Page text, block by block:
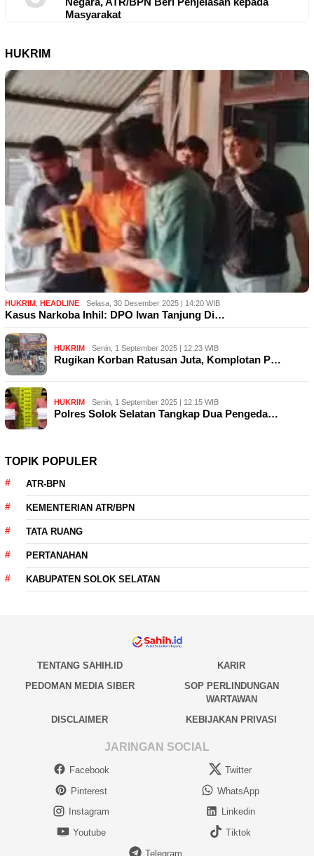
Masyarakat
HUKRIM
HUKRIM HEADLINE Selasa, 30 Desember 2025 | 14:20 WIB
Kasus Narkoba Inhil: DPO Iwan Tanjung Di…
HUKRIM Senin, 1 September 2025 | 12:23 WIB
Rugikan Korban Ratusan Juta, Komplotan P…
HUKRIM Senin, 1 September 2025 | 12:15 WIB
Polres Solok Selatan Tangkap Dua Pengeda…
TOPIK POPULER
ATR-BPN
KEMENTERIAN ATR/BPN
TATA RUANG
PERTANAHAN
KABUPATEN SOLOK SELATAN
TENTANG SAHIH.ID
KARIR
PEDOMAN MEDIA SIBER
SOP PERLINDUNGAN
WARTAWAN
DISCLAIMER
KEBIJAKAN PRIVASI
JARINGAN SOCIAL
Facebook
Twitter
Pinterest
WhatsApp
Instagram
Linkedin
Youtube
Tiktok
Telegram